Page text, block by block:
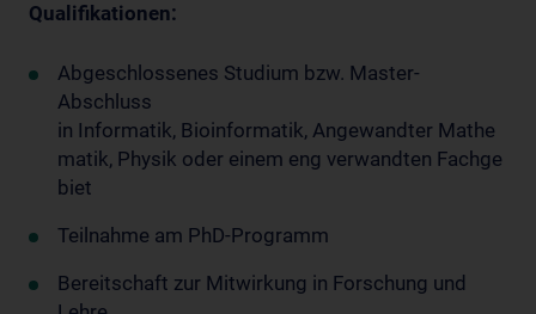
Qualifikationen:
Abgeschlossenes Studium bzw. Master-
Abschluss
in Informatik, Bioinformatik, Angewandter Mathe
matik, Physik oder einem eng verwandten Fachge
biet
Teilnahme am PhD-Programm
Bereitschaft zur Mitwirkung in Forschung und